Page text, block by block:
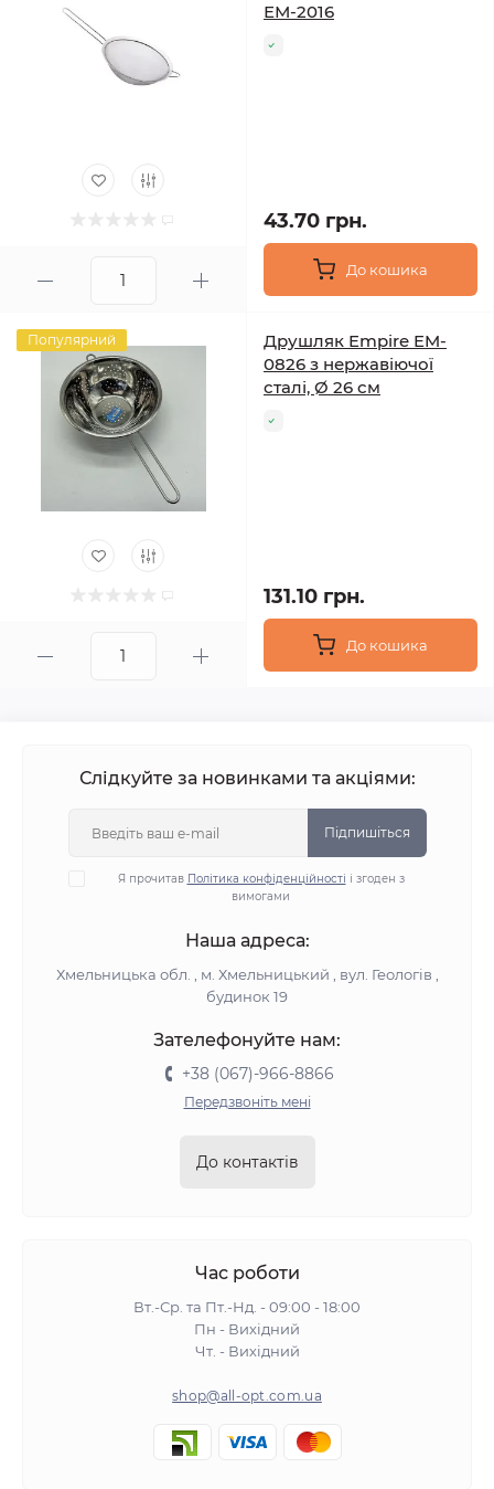
ЕМ-2016
43.70 грн.
До кошика
Популярний
Друшляк Empire EM-
0826 з нержавіючої
сталі, Ø 26 см
131.10 грн.
До кошика
Слідкуйте за новинками та акціями:
Підпишіться
Я прочитав Політика конфіденційності і згоден з
вимогами
Наша адреса:
Хмельницька обл. , м. Хмельницький , вул. Геологів ,
будинок 19
Зателефонуйте нам:
+38 (067)-966-8866
Передзвоніть мені
До контактів
Час роботи
Вт.-Ср. та Пт.-Нд. - 09:00 - 18:00
Пн - Вихідний
Чт. - Вихідний
shop@all-opt.com.ua